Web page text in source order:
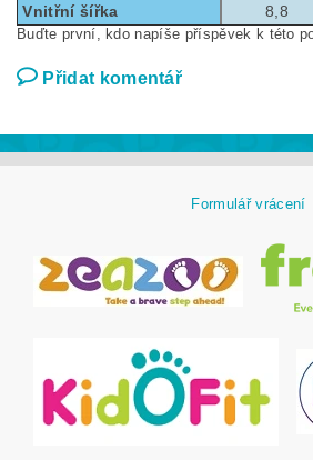
Vnitřní šířka
8,8
Buďte první, kdo napíše příspěvek k této
Přidat komentář
Formulář vrácení